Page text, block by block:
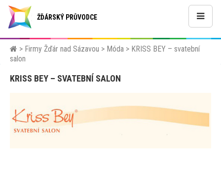
ŽĎÁRSKÝ PRŮVODCE
> Firmy Žďár nad Sázavou > Móda > KRISS BEY – svatební
salon
KRISS BEY – SVATEBNÍ SALON